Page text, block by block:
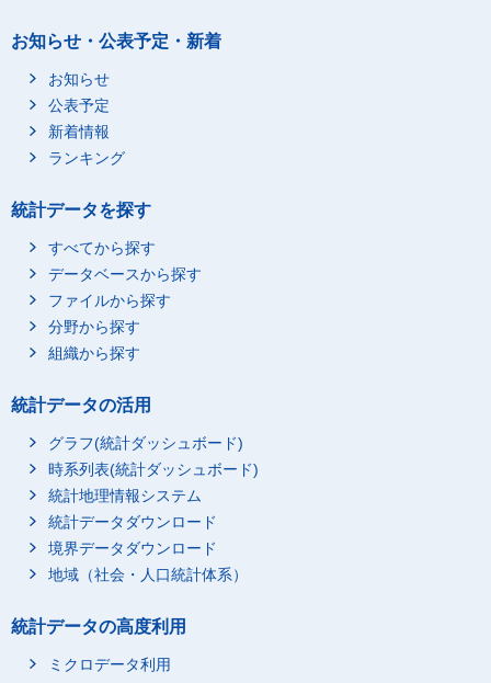
お知らせ・公表予定・新着
お知らせ
公表予定
新着情報
ランキング
統計データを探す
すべてから探す
データベースから探す
ファイルから探す
分野から探す
組織から探す
統計データの活用
グラフ(統計ダッシュボード)
時系列表(統計ダッシュボード)
統計地理情報システム
統計データダウンロード
境界データダウンロード
地域（社会・人口統計体系）
統計データの高度利用
ミクロデータ利用